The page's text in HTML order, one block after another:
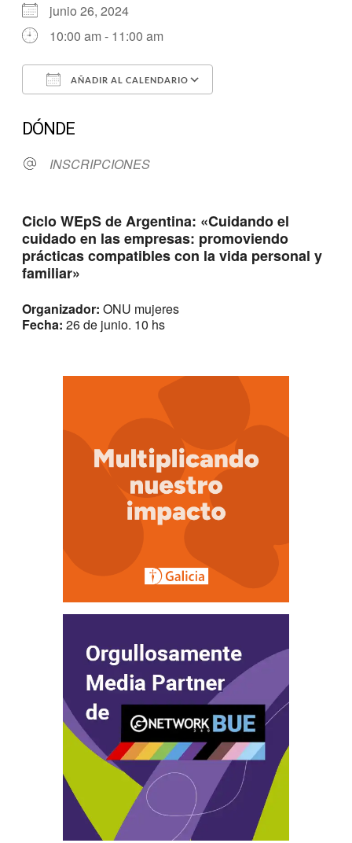
junio 26, 2024
10:00 am - 11:00 am
AÑADIR AL CALENDARIO
DÓNDE
INSCRIPCIONES
Ciclo WEpS de Argentina: «Cuidando el
cuidado en las empresas: promoviendo
prácticas compatibles con la vida personal y
familiar»
Organizador: ONU mujeres
Fecha: 26 de junio. 10 hs